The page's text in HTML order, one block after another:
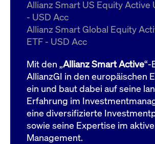
Allianz Smart US Equity Active
- USD Acc
Allianz Smart Global Equity
ETF - USD Acc
Mit den „Allianz Smart Active“-
AllianzGI in den europäischen
ein und baut dabei auf seine
Erfahrung im
eine diversifizierte
sowie seine Expertise im
Management.
ApplicationGatewayAffinityCORS
boerse.com